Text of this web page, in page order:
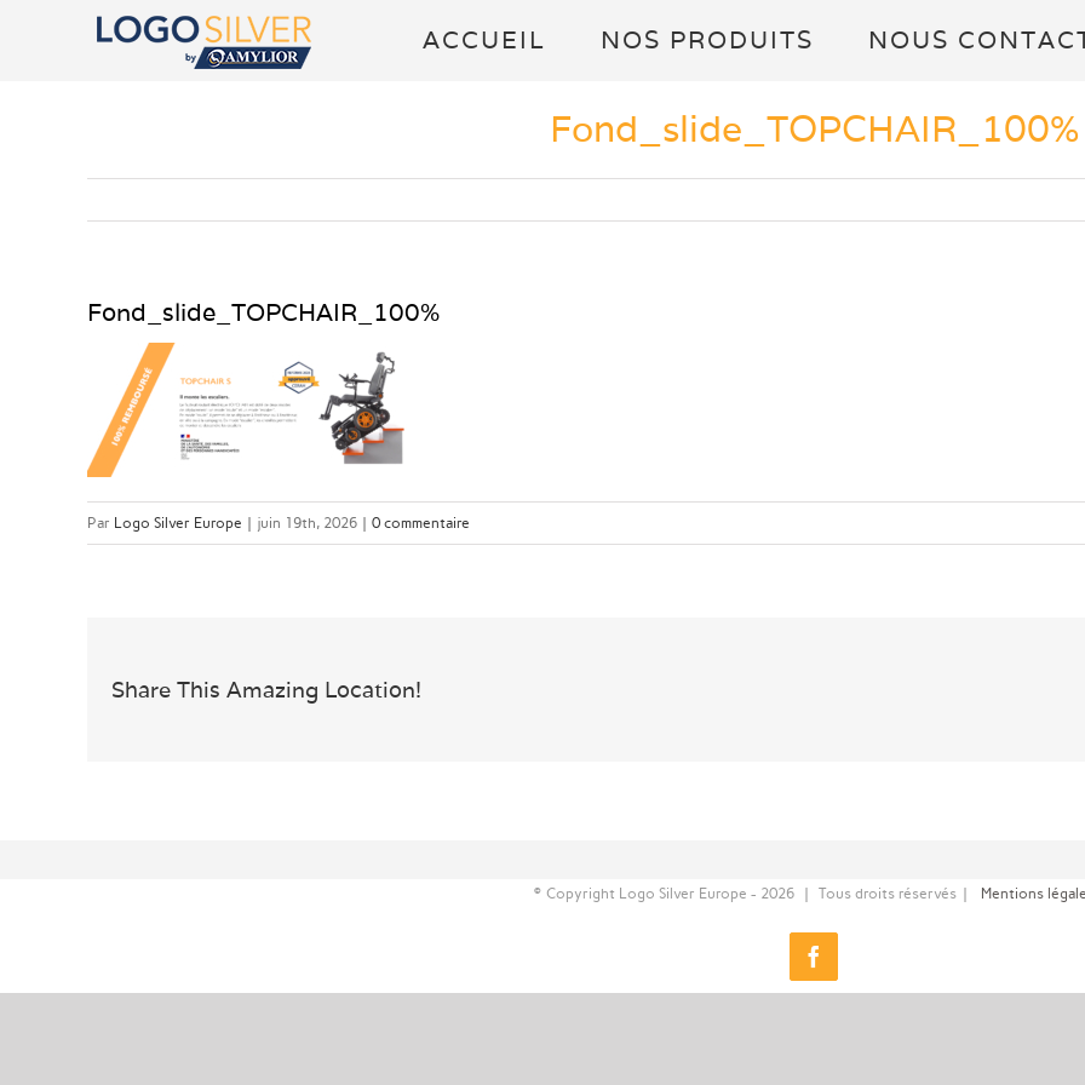
ACCUEIL NOS PRODUITS NOUS
Fond_slide_TOPCHAIR_100%
Fond_slide_TOPCHAIR_100%
Par Logo Silver Europe | juin 19th, 2026 | 0 commentaire
Share This Amazing Location!
© Copyright Logo Silver Europe - 2026 | Tous droits réservés | Mentions
Facebook